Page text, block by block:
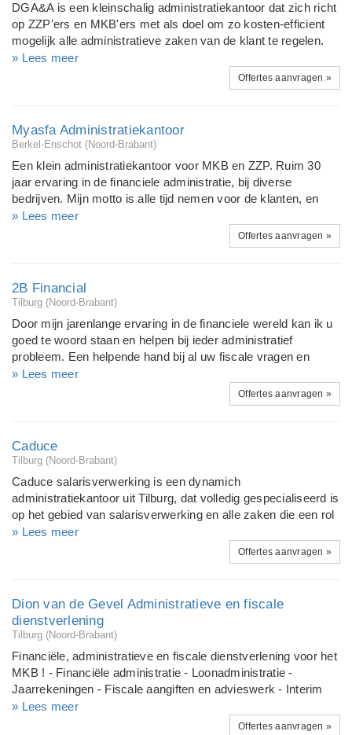
DGA&A is een kleinschalig administratiekantoor dat zich richt
op ZZP'ers en MKB'ers met als doel om zo kosten-efficient
mogelijk alle administratieve zaken van de klant te regelen.
Van administratie tot jaarrekening en belastingzaken.
Advisering hoort daar wat DGA&A betreft, vanzelfsprekend
bij. En dat tegen een aantrekkelijk tarief. DGA&A, net even
» Lees meer
Offertes aanvragen »
Myasfa Administratiekantoor
Berkel-Enschot (Noord-Brabant)
Een klein administratiekantoor voor MKB en ZZP. Ruim 30
jaar ervaring in de financiele administratie, bij diverse
bedrijven. Mijn motto is alle tijd nemen voor de klanten, en
werken tegen een kleine vergoeding. Ik komt op locatie, of u
komt bij mij thuis, ook buiten kantoor uren. Er is overal een
» Lees meer
Offertes aanvragen »
2B Financial
Tilburg (Noord-Brabant)
Door mijn jarenlange ervaring in de financiele wereld kan ik u
goed te woord staan en helpen bij ieder administratief
probleem. Een helpende hand bij al uw fiscale vragen en
aangifte kan ik ook zijn aangezien ik hier ook al meerdere
» Lees meer
Offertes aanvragen »
Caduce
Tilburg (Noord-Brabant)
Caduce salarisverwerking is een dynamich
administratiekantoor uit Tilburg, dat volledig gespecialiseerd is
op het gebied van salarisverwerking en alle zaken die een rol
spelen rondom de salaris- en personeelsadministratie.
» Lees meer
Offertes aanvragen »
Dion van de Gevel Administratieve en fiscale
dienstverlening
Tilburg (Noord-Brabant)
Financiële, administratieve en fiscale dienstverlening voor het
MKB ! - Financiële administratie - Loonadministratie -
Jaarrekeningen - Fiscale aangiften en advieswerk - Interim
financieel management
» Lees meer
Offertes aanvragen »